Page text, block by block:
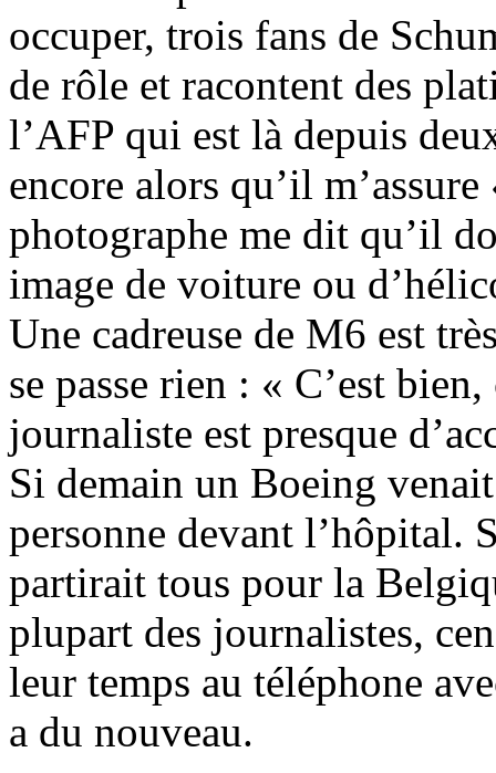
occuper, trois fans de
de rôle et racontent des
l’AFP qui est là depuis
encore alors qu’il
photographe me dit qu’il
image de voiture ou
Une cadreuse de M6 est
se passe rien : « C’est
journaliste est presque
Si demain un Boeing
personne devant l’hôpital.
partirait tous pour la
plupart des journalistes,
leur temps au téléphone
a du nouveau.